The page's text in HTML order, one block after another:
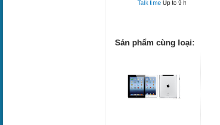
Talk time Up to 9 h
Sản phẩm cùng loại: